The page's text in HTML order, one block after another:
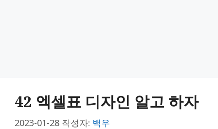
42 엑셀표 디자인 알고 하자
2023-01-28 작성자: 백우